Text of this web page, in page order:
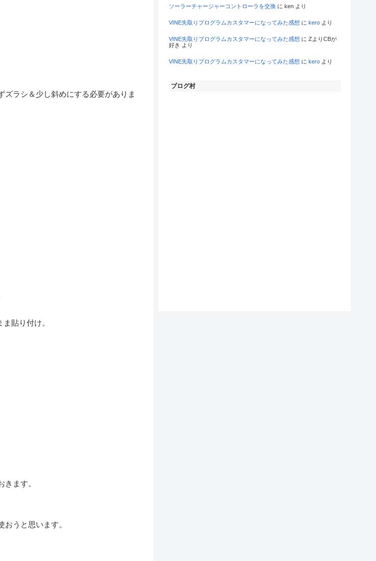
ラシ＆少し斜めにする必要がありま
貼り付け。
ます。
うと思います。
ソーラーチャージャーコントローラを交換 に ken より
VINE先取りプログラムカスタマーになってみた感想 に kero より
VINE先取りプログラムカスタマーになってみた感想 に ZよりCBが
好き より
VINE先取りプログラムカスタマーになってみた感想 に kero より
ブログ村